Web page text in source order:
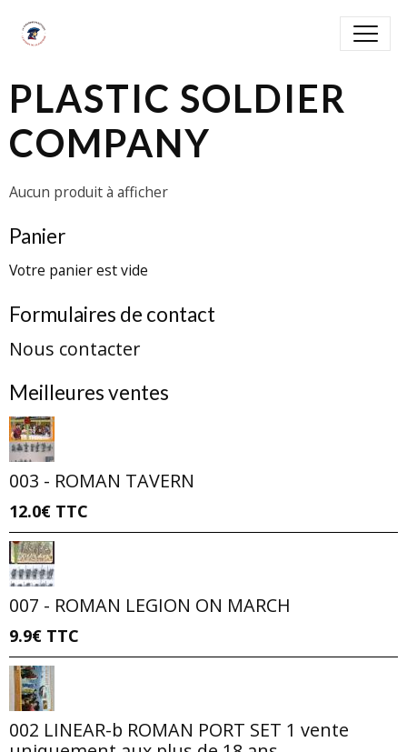
PLASTIC SOLDIER
COMPANY
Aucun produit à afficher
Panier
Votre panier est vide
Formulaires de contact
Nous contacter
Meilleures ventes
003 - ROMAN TAVERN
12.0€ TTC
007 - ROMAN LEGION ON MARCH
9.9€ TTC
002 LINEAR-b ROMAN PORT SET 1 vente